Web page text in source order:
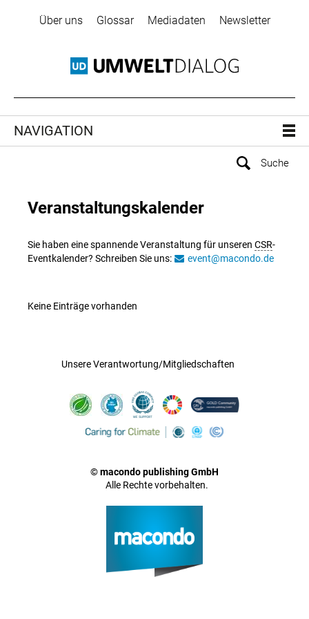
Über uns Glossar Mediadaten Newsletter
NAVIGATION
Veranstaltungskalender
Sie haben eine spannende Veranstaltung für unseren CSR-
Eventkalender? Schreiben Sie uns:
event@macondo.de
Keine Einträge vorhanden
Unsere Verantwortung/Mitgliedschaften
© macondo publishing GmbH
Alle Rechte vorbehalten.